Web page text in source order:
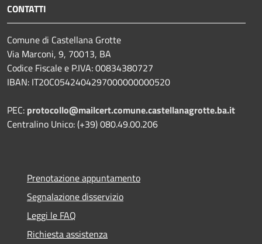
CONTATTI
Comune di Castellana Grotte
Via Marconi, 9, 70013, BA
Codice Fiscale e P.IVA: 00834380727
IBAN: IT20C0542404297000000000520
PEC: protocollo@mailcert.comune.castellanagrotte.ba.it
Centralino Unico: (+39) 080.49.00.206
Prenotazione appuntamento
Segnalazione disservizio
Leggi le FAQ
Richiesta assistenza